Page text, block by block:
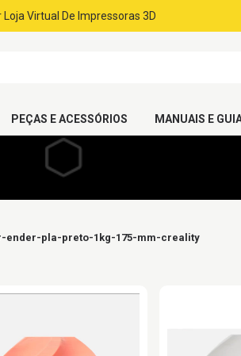
Loja Virtual De Impressoras 3D
PEÇAS E ACESSÓRIOS MANUAIS E
ender-pla-preto-1kg-175-mm-creality